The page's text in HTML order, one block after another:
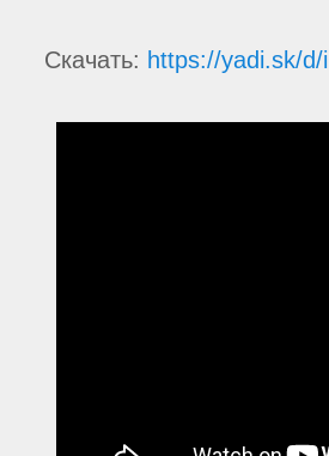
Скачать: https://yadi.sk/